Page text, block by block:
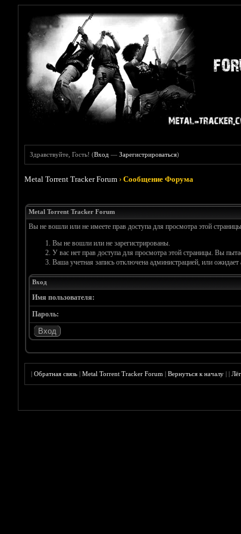
Здравствуйте, Гость! (Вход —Зарегистрироваться)
Metal Torrent Tracker Forum ›Сообщение Форума
Metal Torrent Tracker Forum
Вы не вошли или не имеете прав доступа для просмотра этой
Вы не вошли или не зарегистрированы.
У вас нет прав доступа для просмотра этой страницы. Вы
Ваша учетная запись отключена администрацией, или ожидает
Вход
Имя пользователя:
Пароль:
|Обратная связь |Metal Torrent Tracker Forum |Вернуться к началу ||